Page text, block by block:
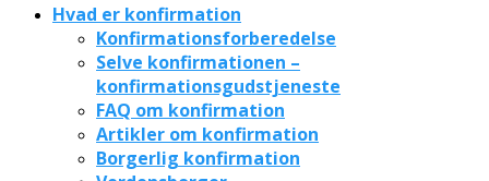
Hvad er konfirmation
Konfirmationsforberedelse
Selve konfirmationen –
konfirmationsgudstjeneste
FAQ om konfirmation
Artikler om konfirmation
Borgerlig konfirmation